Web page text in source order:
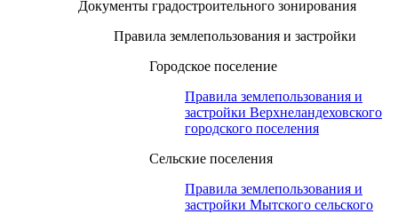
Документы градостроительного зонирования
Правила землепользования и застройки
Городское поселение
Правила землепользования и
застройки Верхнеландеховского
городского поселения
Сельские поселения
Правила землепользования и
застройки Мытского сельского